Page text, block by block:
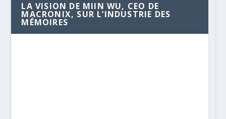
LA VISION DE MIIN WU, CEO DE
MACRONIX, SUR L’INDUSTRIE DES
MÉMOIRES